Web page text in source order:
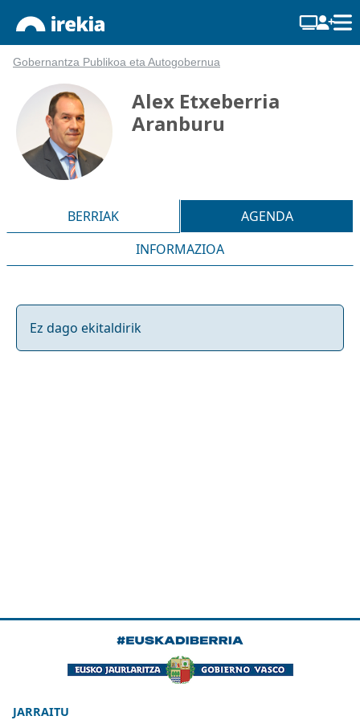
Gobernantza Publikoa eta Autogobernua
Alex Etxeberria
Aranburu
BERRIAK
AGENDA
INFORMAZIOA
Ez dago ekitaldirik
JARRAITU